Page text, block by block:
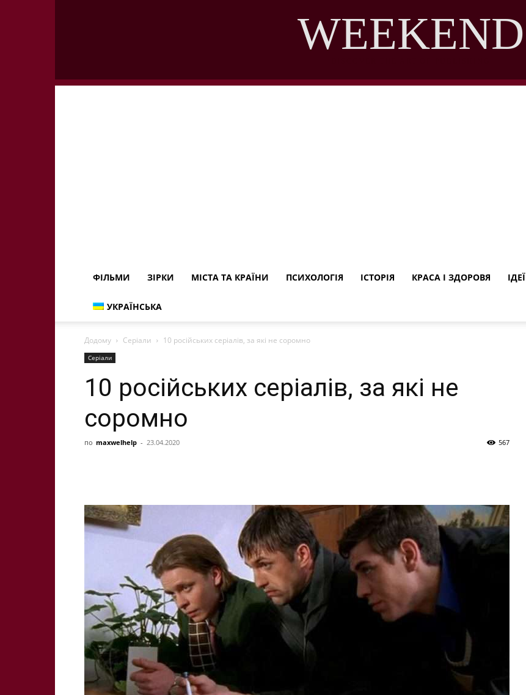
WEEKEND
ФІЛЬМИ ЗІРКИ МІСТА ТА КРАЇНИ ПСИХОЛОГІЯ ІСТОРІЯ КРАСА І ЗДОРОВЯ ІДЕЇ
УКРАЇНСЬКА
Додому Серіали 10 російських серіалів, за які не соромно
Серіали
10 російських серіалів, за які не
соромно
по maxwelhelp - 23.04.2020 567